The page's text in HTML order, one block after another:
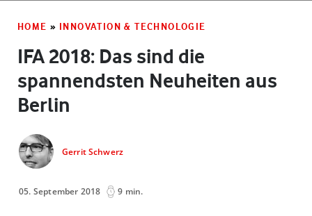
HOME » INNOVATION & TECHNOLOGIE
IFA 2018: Das sind die
spannendsten Neuheiten aus
Berlin
Gerrit Schwerz
05. September 2018 9 min.